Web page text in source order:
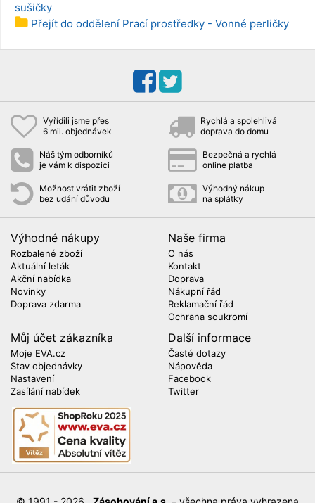
sušičky
Přejít do oddělení Prací prostředky - Vonné perličky
Vyřídili jsme přes
6 mil. objednávek
Rychlá a spolehlivá
doprava do domu
Náš tým odborníků
je vám k dispozici
Bezpečná a rychlá
online platba
Možnost vrátit zboží
bez udání důvodu
Výhodný nákup
na splátky
Výhodné nákupy
Rozbalené zboží
Aktuální leták
Akční nabídka
Novinky
Doprava zdarma
Naše firma
O nás
Kontakt
Doprava
Nákupní řád
Reklamační řád
Ochrana soukromí
Můj účet zákazníka
Moje EVA.cz
Stav objednávky
Nastavení
Zasílání nabídek
Další informace
Časté dotazy
Nápověda
Facebook
Twitter